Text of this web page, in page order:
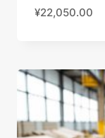
¥22,050.00